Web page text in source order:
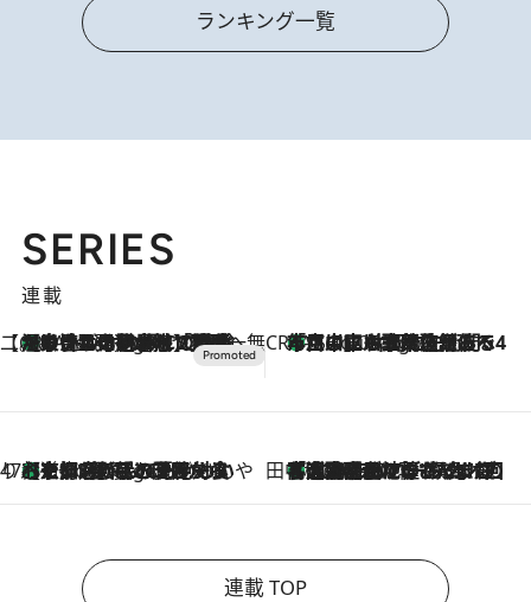
ランキング一覧
SERIES
連載
【CREA×星野リゾート】唯一無二。癒しと発見が待つ場所へ
5 Hours Ago
【トンボの足水浴】ヒノキの香りに包まれて涼感マックス！約13℃の湧水かけ流しを避暑地「星野温泉 トンボの湯」で体験 CREA'S CHOICE
7 Hours Ago
「立川にも歌舞伎があるんだよ」 片岡仁左衛門・市川中車ら豪華座組みで4年目の立川立飛歌舞伎へ
47都道府県の手みやげ ひんやりスイーツで夏を満喫
7 Hours Ago
【京都府】この夏絶対食べたい 冷やしておいしいおやつ3選 ひと口目から心を掴む新緑のテリーヌ 田中稲の勝手に再ブーム
2026.8.7
「湘南乃風に憧れて」観客大盛上がりの“タオル回し”に、ラッパー顔負けの高速歌唱まで…さだまさし（74）のアグレッシブすぎる現在地
連載 TOP